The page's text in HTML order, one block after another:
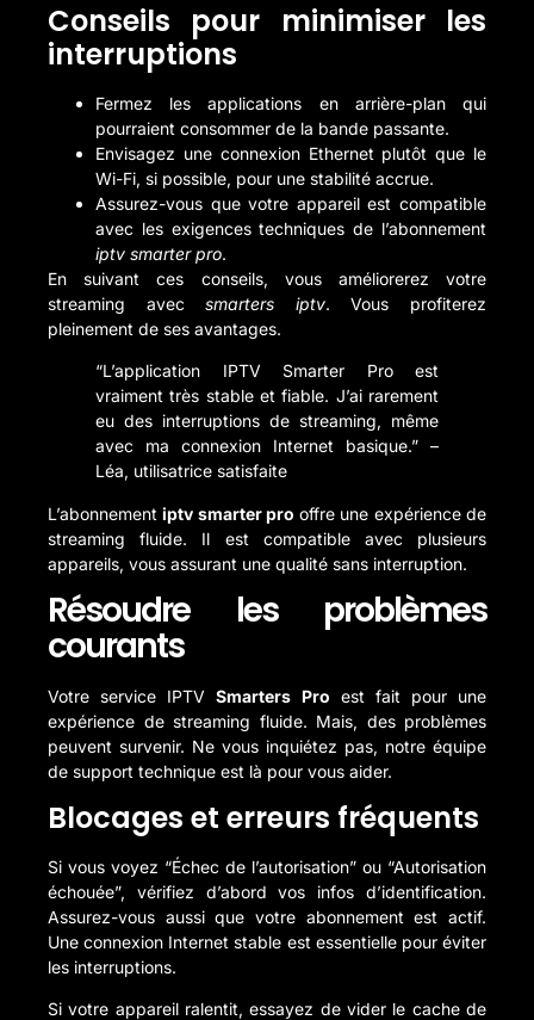
Conseils pour minimiser les
interruptions
Fermez les applications en arrière-plan qui
pourraient consommer de la bande passante.
Envisagez une connexion Ethernet plutôt que le
Wi-Fi, si possible, pour une stabilité accrue.
Assurez-vous que votre appareil est compatible
avec les exigences techniques de l’abonnement
iptv smarter pro.
En suivant ces conseils, vous améliorerez votre
streaming avecsmarters iptv. Vous profiterez
pleinement de ses avantages.
“L’application IPTV Smarter Pro est
vraiment très stable et fiable. J’ai rarement
eu des interruptions de streaming, même
avec ma connexion Internet basique.” –
Léa, utilisatrice satisfaite
L’abonnementiptv smarter pro offre une expérience de
streaming fluide. Il est compatible avec plusieurs
appareils, vous assurant une qualité sans interruption.
Résoudre les problèmes
courants
Votre service IPTVSmarters Pro est fait pour une
expérience de streaming fluide. Mais, des problèmes
peuvent survenir. Ne vous inquiétez pas, notre équipe
de support technique est là pour vous aider.
Blocages et erreurs fréquents
Si vous voyez “Échec de l’autorisation” ou “Autorisation
échouée”, vérifiez d’abord vos infos d’identification.
Assurez-vous aussi que votre abonnement est actif.
Une connexion Internet stable est essentielle pour éviter
les interruptions.
Si votre appareil ralentit, essayez de vider le cache de